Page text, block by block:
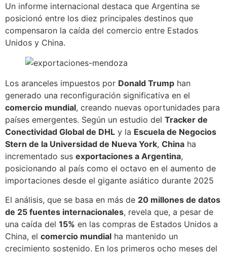
Un informe internacional destaca que Argentina se
posicionó entre los diez principales destinos que
compensaron la caída del comercio entre Estados
Unidos y China.
Los aranceles impuestos por Donald Trump han
generado una reconfiguración significativa en el
comercio mundial, creando nuevas oportunidades para
países emergentes. Según un estudio del Tracker de
Conectividad Global de DHL y la Escuela de Negocios
Stern de la Universidad de Nueva York, China ha
incrementado sus exportaciones a Argentina,
posicionando al país como el octavo en el aumento de
importaciones desde el gigante asiático durante 2025
El análisis, que se basa en más de 20 millones de datos
de 25 fuentes internacionales, revela que, a pesar de
una caída del 15% en las compras de Estados Unidos a
China, el comercio mundial ha mantenido un
crecimiento sostenido. En los primeros ocho meses del